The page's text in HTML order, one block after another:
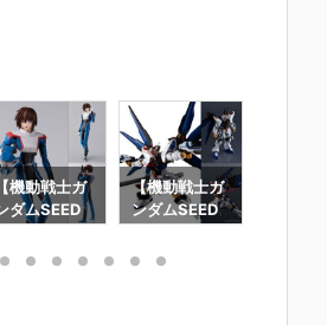
【機動戦士ガ
ダムSEED
S.H.フィギュ
【機動戦士ガ
ンダムSEED
UNDAM UNI